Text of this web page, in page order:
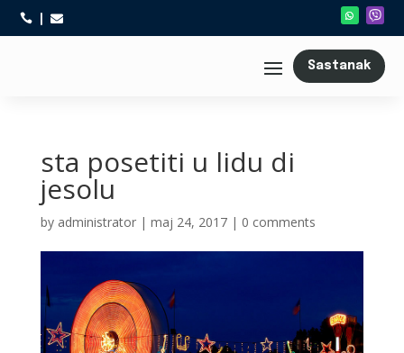
 
Sastanak
sta posetiti u lidu di
jesolu
by administrator| maj 24, 2017| 0 comments